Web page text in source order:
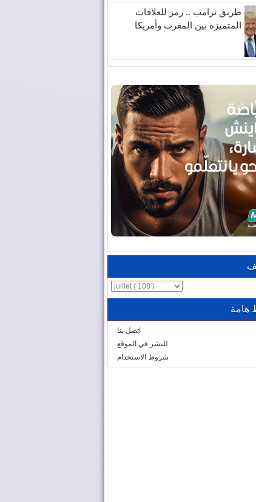
طريق ترامب .. رمز للعلاقات
المتميزة بين المغرب وأمريكا
هامة
اتصل بنا
للنشر في الموقع
شروط الاستخدام